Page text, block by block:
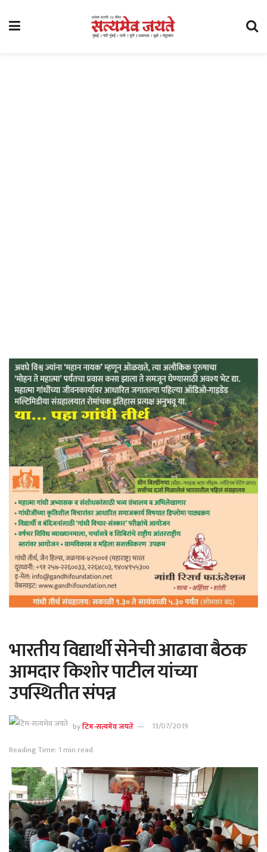
भारतीय विद्यार्थी सेनेची आढावा बैठक
आमदार किशोर पाटील यांच्या
उपस्थितीत संपन्न
byटिम-सत्यमेव जयते
13/07/2019
Reading Time: 1 min read